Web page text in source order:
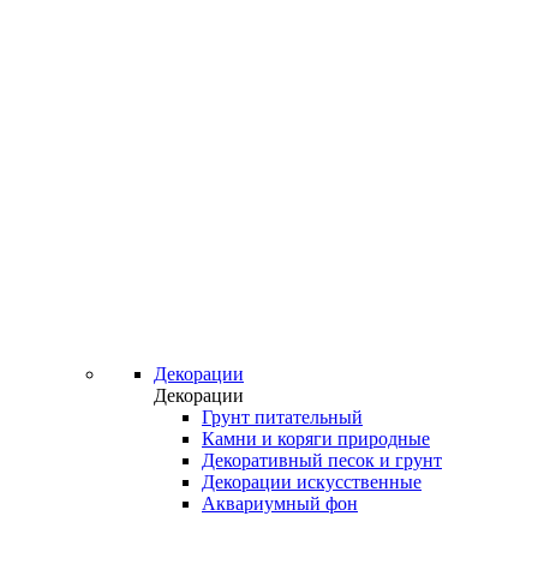
Декорации
Декорации
Грунт питательный
Камни и коряги природные
Декоративный песок и грунт
Декорации искусственные
Аквариумный фон